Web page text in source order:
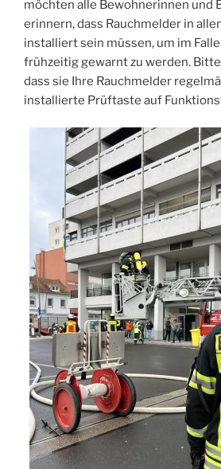
möchten alle Bewohnerinnen und
erinnern, dass Rauchmelder in
installiert sein müssen, um im
frühzeitig gewarnt zu werden.
dass sie Ihre Rauchmelder
installierte Prüftaste auf